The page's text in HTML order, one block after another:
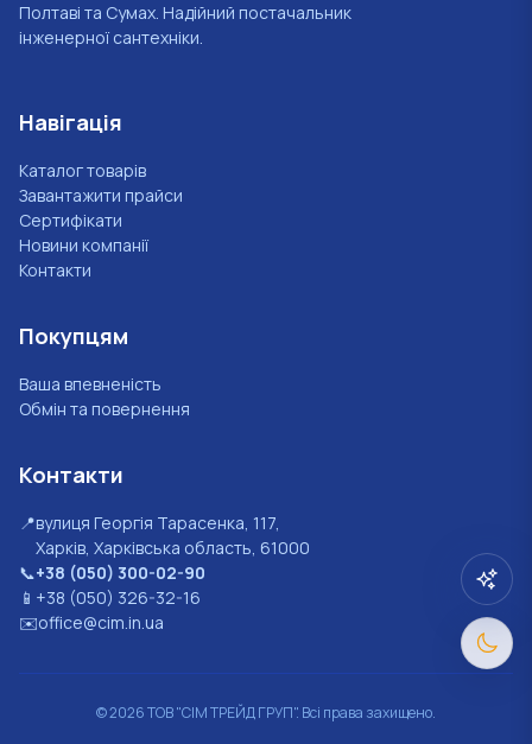
Полтаві та Сумах. Надійний постачальник
інженерної сантехніки.
Навігація
Каталог товарів
Завантажити прайси
Сертифікати
Новини компанії
Контакти
Покупцям
Ваша впевненість
Обмін та повернення
Контакти
📍вулиця Георгія Тарасенка, 117,
Харків, Харківська область, 61000
📞+38 (050) 300-02-90
📱 +38 (050) 326-32-16
✉️office@cim.in.ua
©2026ТОВ "СІМ ТРЕЙД ГРУП". Всі права захищено.